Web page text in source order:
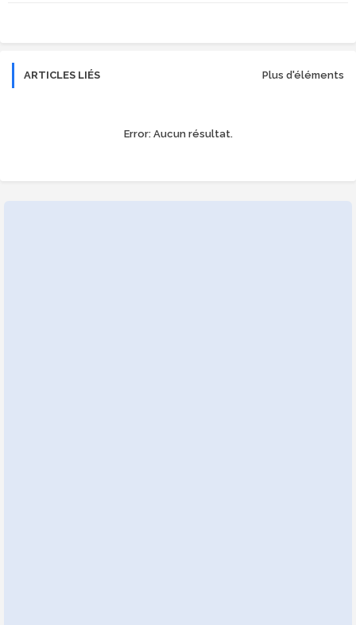
ARTICLES LIÉS Plus d'éléments
Error:Aucun résultat.